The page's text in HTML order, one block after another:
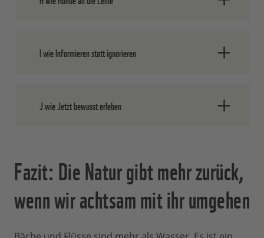
Bodenbrüter und andere Wildtiere.
I wie Informieren statt ignorieren
saisonale Regeln – sie schützen konkret.
J wie Jetzt bewusst erleben
Fazit: Die Natur gibt mehr zurück,
wenn wir achtsam mit ihr umgehen